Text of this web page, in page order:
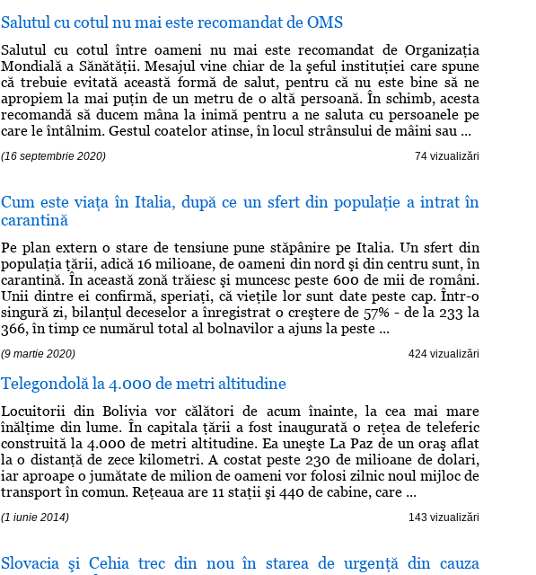
Salutul cu cotul nu mai este recomandat de OMS
Salutul cu cotul între oameni nu mai este recomandat de Organizaţia
Mondială a Sănătăţii. Mesajul vine chiar de la şeful instituţiei care spune
că trebuie evitată această formă de salut, pentru că nu este bine să ne
apropiem la mai puţin de un metru de o altă persoană. În schimb, acesta
recomandă să ducem mâna la inimă pentru a ne saluta cu persoanele pe
care le întâlnim. Gestul coatelor atinse, în locul strânsului de mâini sau ...
(16 septembrie 2020) 74 vizualizări
Cum este viaţa în Italia, după ce un sfert din populaţie a intrat în
carantină
Pe plan extern o stare de tensiune pune stăpânire pe Italia. Un sfert din
populaţia ţării, adică 16 milioane, de oameni din nord şi din centru sunt, în
carantină. În această zonă trăiesc şi muncesc peste 600 de mii de români.
Unii dintre ei confirmă, speriaţi, că vieţile lor sunt date peste cap. Într-o
singură zi, bilanţul deceselor a înregistrat o creştere de 57% - de la 233 la
366, în timp ce numărul total al bolnavilor a ajuns la peste ...
(9 martie 2020) 424 vizualizări
Telegondolă la 4.000 de metri altitudine
Locuitorii din Bolivia vor călători de acum înainte, la cea mai mare
înălţime din lume. În capitala ţării a fost inaugurată o reţea de teleferic
construită la 4.000 de metri altitudine. Ea uneşte La Paz de un oraş aflat
la o distanţă de zece kilometri. A costat peste 230 de milioane de dolari,
iar aproape o jumătate de milion de oameni vor folosi zilnic noul mijloc de
transport în comun. Reţeaua are 11 staţii şi 440 de cabine, care ...
(1 iunie 2014) 143 vizualizări
Slovacia şi Cehia trec din nou în starea de urgenţă din cauza